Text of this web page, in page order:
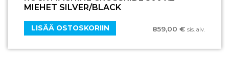
MIEHET SILVER/BLACK
859,00 € sis. alv.
LISÄÄ OSTOSKORIIN